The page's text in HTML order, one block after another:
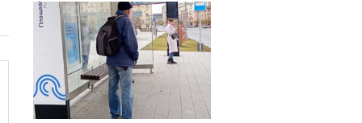
- она предполагает